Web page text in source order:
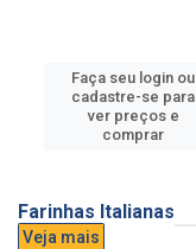
Faça seu login ou
cadastre-se para
ver preços e
comprar
Farinhas Italianas
Veja mais